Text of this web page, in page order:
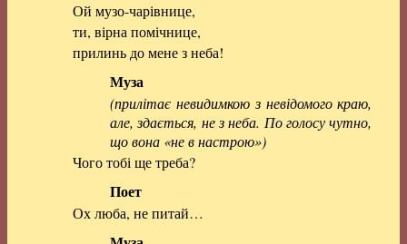
Ой музо-чарівнице,
ти, вірна помічнице,
прилинь до мене з неба!
Муза
(прилітає невидимкою з невідомого краю,
але, здається, не з неба. По голосу чутно,
що вона «не в настрою»)
Чого тобі ще треба?
Поет
Ох люба, не питай…